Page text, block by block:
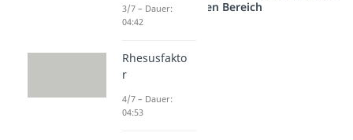
anderen Bereich
3/7 – Dauer:
04:42
Rhesusfakto
r
4/7 – Dauer:
04:53